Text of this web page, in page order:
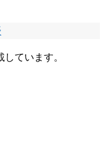
ています。